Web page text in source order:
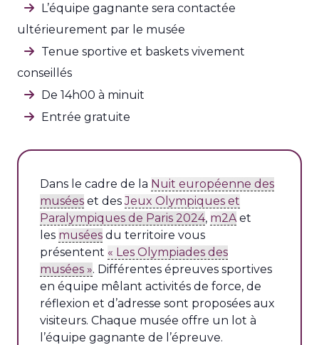
L’équipe gagnante sera contactée
ultérieurement par le musée
Tenue sportive et baskets vivement
conseillés
De 14h00 à minuit
Entrée gratuite
Dans le cadre de la Nuit européenne des
musées et desJeux Olympiques et
Paralympiques de Paris 2024, m2A et
les musées du territoire vous
présentent « Les Olympiades des
musées ». Différentes épreuves sportives
en équipe mêlant activités de force, de
réflexion et d’adresse sont proposées aux
visiteurs. Chaque musée offre un lot à
l’équipe gagnante de l’épreuve.